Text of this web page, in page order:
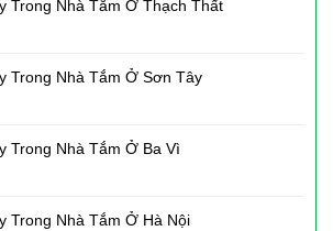
Trong Nhà Tắm Ở Thạch Thất
Trong Nhà Tắm Ở Sơn Tây
Trong Nhà Tắm Ở Ba Vì
Trong Nhà Tắm Ở Hà Nội